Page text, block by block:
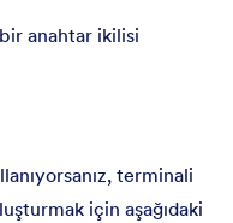
anahtar ikilisi
terminali
için aşağıdaki